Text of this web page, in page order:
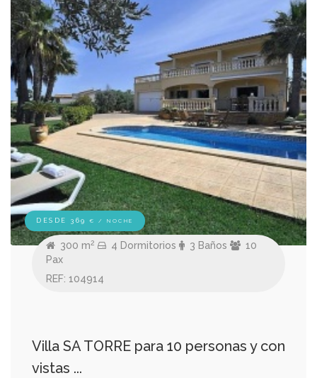
DESDE 369 € / NOCHE
300 m2 4 Dormitorios 3 Baños
10
Pax
REF: 104914
Villa SA TORRE para 10 personas y con
vistas ...